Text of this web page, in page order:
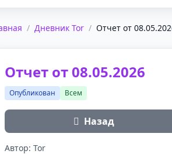
/ Дневник Tor / Отчет от
Отчет от 08.05.2026
Опубликован Всем
Назад
Автор: Tor